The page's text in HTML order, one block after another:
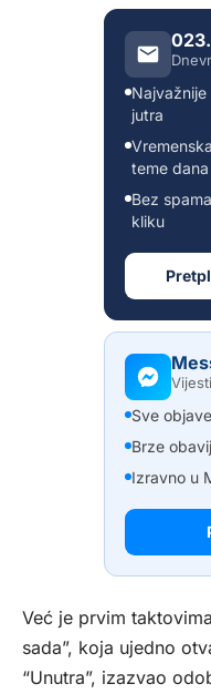
jutra
teme dana
Bez
kliku
Sve
Brze
Izravno u
Već je prvim
sada”, koja ujedno
“Unutra”, izazvao